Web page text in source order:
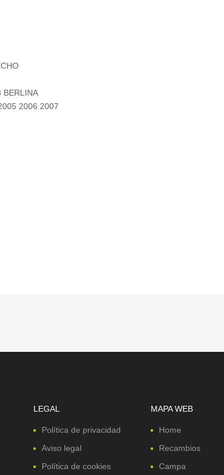
BERLINA
2006 2007
LEGAL
Política de privacidad
Aviso legal
Política de cookies
MAPA WEB
Home
Recambios
Campa